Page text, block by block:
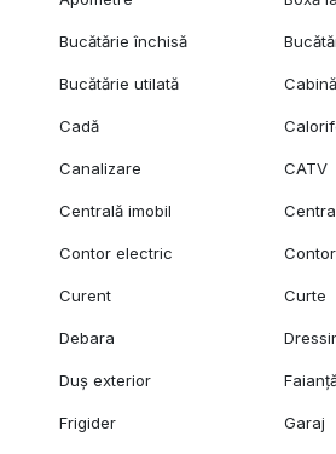
Bucătărie închisă
Bucătărie utilată
Cadă
Canalizare CATV
Centrală imobil
Contor electric
Curent Curte
Debara
Duș exterior
Frigider Garaj